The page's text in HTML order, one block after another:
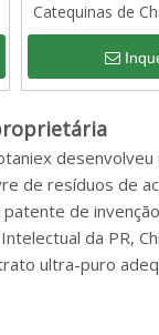
Catequinas de
de resíduos de
de
da PR,
ultra-puro